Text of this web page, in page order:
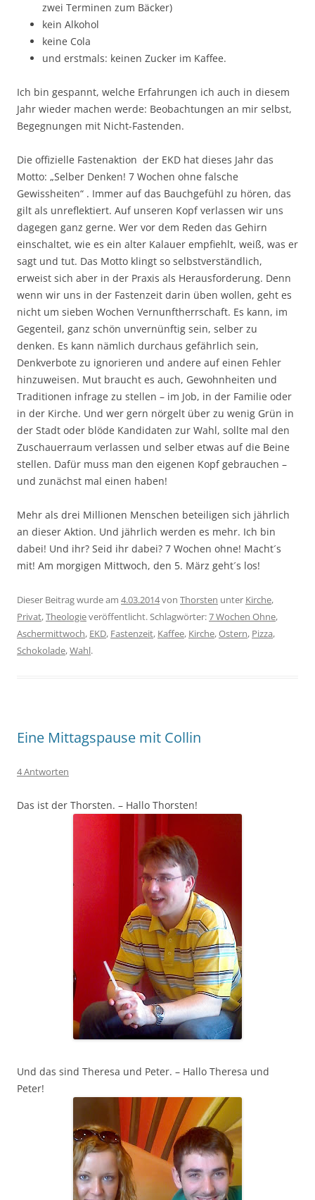
zwei Terminen zum Bäcker)
kein Alkohol
keine Cola
und erstmals: keinen Zucker im Kaffee.
Ich bin gespannt, welche Erfahrungen ich auch in diesem
Jahr wieder machen werde: Beobachtungen an mir selbst,
Begegnungen mit Nicht-Fastenden.
Die offizielle Fastenaktion der EKD hat dieses Jahr das
Motto: „Selber Denken! 7 Wochen ohne falsche
Gewissheiten“ . Immer auf das Bauchgefühl zu hören, das
gilt als unreflektiert. Auf unseren Kopf ­ver­lassen wir uns
dagegen ganz gerne. Wer vor dem Reden das Gehirn
einschaltet, wie es ein alter Kalauer empfiehlt, weiß, was er
sagt und tut. Das Motto klingt so selbst­verständlich,
erweist sich aber in der Praxis als Herausforderung. Denn
wenn wir uns in der Fastenzeit darin üben wollen, geht es
nicht um sieben Wochen Vernunftherrschaft. Es kann, im
Gegenteil, ganz schön unvernünftig sein, selber zu
denken. Es kann nämlich durchaus ­gefährlich sein,
Denkverbote zu ignorieren und andere auf einen Fehler
hinzuweisen. Mut braucht es auch, Gewohnheiten und
Traditionen infrage zu stellen – im Job, in der Familie oder
in der Kirche. Und wer gern nörgelt über zu wenig Grün in
der Stadt oder blöde ­Kandidaten zur Wahl, sollte mal den
Zuschauerraum verlassen und selber ­etwas auf die Beine
stellen. Dafür muss man den eigenen Kopf gebrauchen –
und ­zunächst mal einen haben!
Mehr als drei Millionen Menschen beteiligen sich jährlich
an dieser Aktion. Und jährlich werden es mehr. Ich bin
dabei! Und ihr? Seid ihr dabei? 7 Wochen ohne! Macht´s
mit! Am morgigen Mittwoch, den 5. März geht´s los!
Dieser Beitrag wurde am 4.03.2014von Thorsten unter Kirche,
Privat,Theologieveröffentlicht. Schlagwörter:7 Wochen Ohne,
Aschermittwoch, EKD, Fastenzeit, Kaffee, Kirche,Ostern, Pizza,
Schokolade,Wahl.
Eine Mittagspause mit Collin
4 Antworten
Das ist der Thorsten. – Hallo Thorsten!
Und das sind Theresa und Peter. – Hallo Theresa und
Peter!